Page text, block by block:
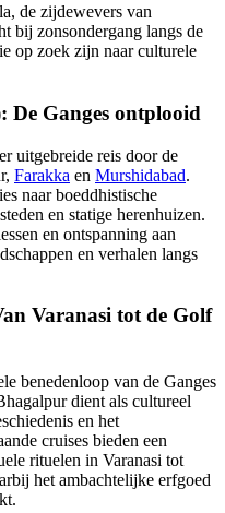
de zijdewevers van
bij zonsondergang langs de
op zoek zijn naar culturele
De Ganges ontplooid
uitgebreide reis door de
Farakka en Murshidabad.
naar boeddhistische
en statige herenhuizen.
en ontspanning aan
en verhalen langs
Varanasi tot de Golf
benedenloop van de Ganges
dient als cultureel
en het
cruises bieden een
rituelen in Varanasi tot
het ambachtelijke erfgoed